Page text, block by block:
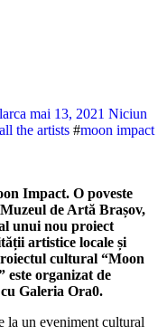
mai 13, 2021 Niciun
the artists #moon impact
Impact. O poveste
de Artă Brașov,
unui nou proiect
artistice locale și
cultural “Moon
organizat de
Galeria Ora0.
la un eveniment cultural